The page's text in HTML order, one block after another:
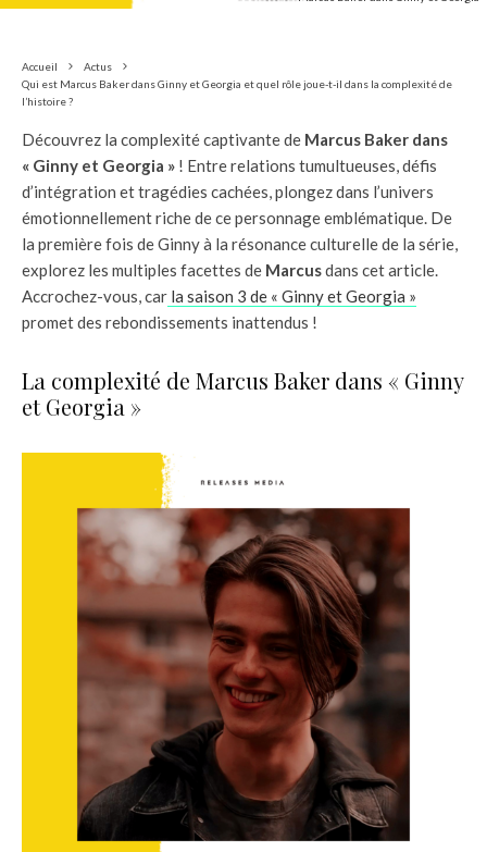
Accueil
Actus
Qui est Marcus Baker dans Ginny et Georgia et quel rôle joue-t-il dans la complexité de
l’histoire ?
Découvrez la complexité captivante de Marcus Baker dans
« Ginny et Georgia » ! Entre relations tumultueuses, défis
d’intégration et tragédies cachées, plongez dans l’univers
émotionnellement riche de ce personnage emblématique. De
la première fois de Ginny à la résonance culturelle de la série,
explorez les multiples facettes de Marcusdans cet article.
Accrochez-vous, car la saison 3 de « Ginny et Georgia »
promet des rebondissements inattendus !
La complexité de Marcus Baker dans « Ginny
et Georgia »